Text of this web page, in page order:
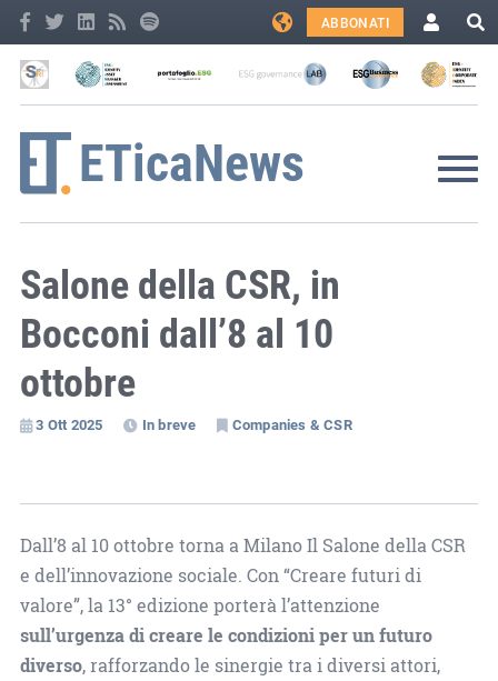
ABBONATI
Salone della CSR, in
Bocconi dall’8 al 10
ottobre
3 Ott 2025 In breve Companies & CSR
Dall’8 al 10 ottobre torna a Milano Il Salone della CSR
e dell’innovazione sociale. Con “Creare futuri di
valore”, la 13° edizione porterà l’attenzione
sull’urgenza di creare le condizioni per un futuro
diverso, rafforzando le sinergie tra i diversi attori,